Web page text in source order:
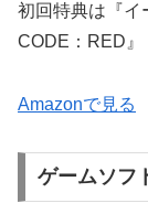
初回特典は『
CODE：RED』
Amazonで見る
ゲームソフ